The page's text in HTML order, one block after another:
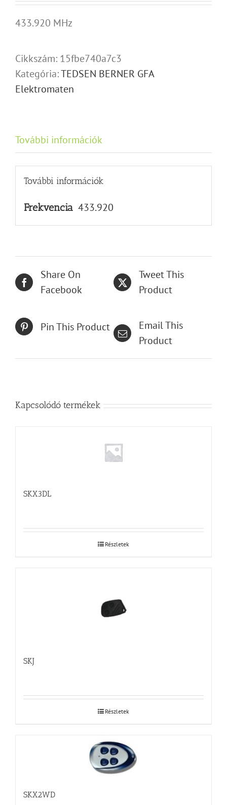
433.920 MHz
Cikkszám: 15fbe740a7c3
Kategória:TEDSEN BERNER GFA
Elektromaten
További információk
További információk
Frekvencia 433.920
Share On
Facebook
Tweet This
Product
Pin This Product
Email This
Product
Kapcsolódó termékek
SKX3DL
Részletek
SKJ
Részletek
SKX2WD